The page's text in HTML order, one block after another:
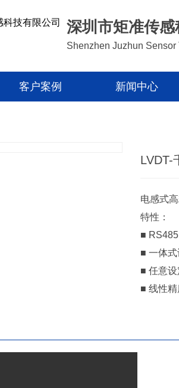
深圳市矩准传感
Shenzhen Juzhun Sensor
客户案例 新闻中心
LVDT-
电感式
特性：
■
■ 一体
■ 任意设
■ 线性精